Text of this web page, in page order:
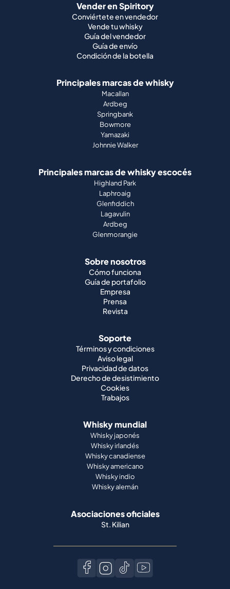
Vender en Spiritory
Conviértete en vendedor
Vende tu whisky
Guía del vendedor
Guía de envío
Condición de la botella
Principales marcas de whisky
Macallan
Ardbeg
Springbank
Bowmore
Yamazaki
Johnnie Walker
Principales marcas de whisky escocés
Highland Park
Laphroaig
Glenfiddich
Lagavulin
Ardbeg
Glenmorangie
Sobre nosotros
Cómo funciona
Guía de portafolio
Empresa
Prensa
Revista
Soporte
Términos y condiciones
Aviso legal
Privacidad de datos
Derecho de desistimiento
Cookies
Trabajos
Whisky mundial
Whisky japonés
Whisky irlandés
Whisky canadiense
Whisky americano
Whisky indio
Whisky alemán
Asociaciones oficiales
St. Kilian